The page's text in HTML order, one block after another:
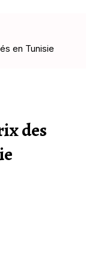
en Tunisie
des